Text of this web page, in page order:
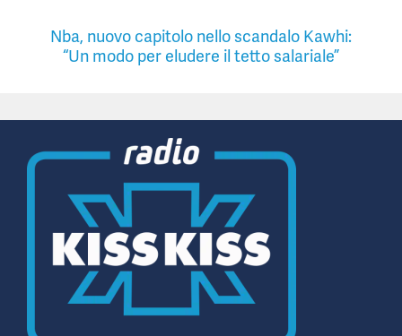
Nba, nuovo capitolo nello scandalo Kawhi:
“Un modo per eludere il tetto salariale”